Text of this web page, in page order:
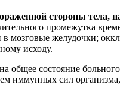
стороны тела,
промежутка
мозговые желудочки;
исходу.
общее состояние
иммунных сил